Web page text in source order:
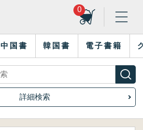
0
中国書 韓国書 電子書籍
詳細検索